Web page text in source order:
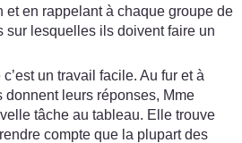
et en rappelant à chaque groupe de
sur lesquelles ils doivent faire un
un travail facile. Au fur et à
donnent leurs réponses, Mme
tâche au tableau. Elle trouve
compte que la plupart des